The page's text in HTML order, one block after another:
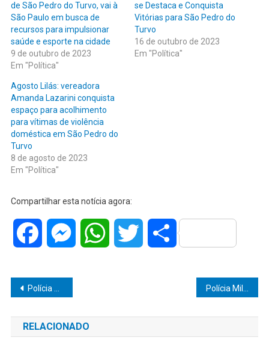
de São Pedro do Turvo, vai à
São Paulo em busca de
recursos para impulsionar
saúde e esporte na cidade
9 de outubro de 2023
Em "Política"
se Destaca e Conquista
Vitórias para São Pedro do
Turvo
16 de outubro de 2023
Em "Política"
Agosto Lilás: vereadora
Amanda Lazarini conquista
espaço para acolhimento
para vítimas de violência
doméstica em São Pedro do
Turvo
8 de agosto de 2023
Em "Política"
Compartilhar esta notícia agora:
Facebook MessengerWhatsAppTwitter Share
Navegação
de
Post
Polícia Militar captura dois procurados nesta quarta-feira Polícia Militar recupera motocicleta furtada em Marília
RELACIONADO